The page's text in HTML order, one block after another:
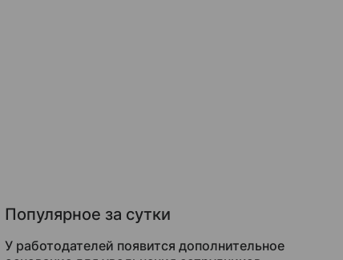
Популярное за сутки
У работодателей появится дополнительное